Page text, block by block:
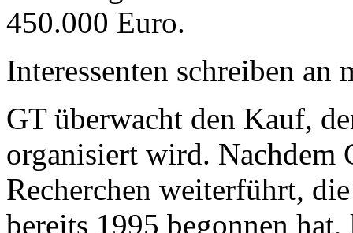
450.000 Euro.
Interessenten schreiben
GT überwacht den Kauf,
organisiert wird. Nachdem
Recherchen weiterführt,
bereits 1995 begonnen